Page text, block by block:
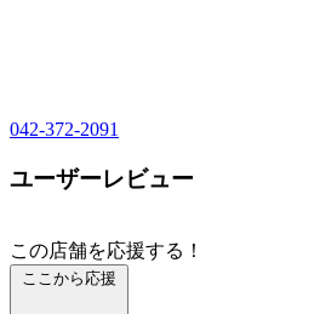
042-372-2091
ユーザーレビュー
この店舗を応援する！
ここから応援